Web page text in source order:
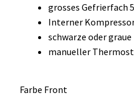
Kühl-/ Gefrierboxen tragbar
OCX 2 Serie
Geräte Optionen
grosses Gefrierfach
Interner
schwarze oder
manueller
Farbe Front